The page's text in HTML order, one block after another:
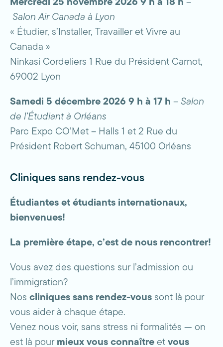
Mercredi 25 novembre 2026 9 h à 18 h –
Salon Air Canada à Lyon
« Étudier, s’Installer, Travailler et Vivre au
Canada »
Ninkasi Cordeliers 1 Rue du Président Carnot,
69002 Lyon
Samedi 5 décembre 2026 9 h à 17 h – Salon
de l’Étudiant à Orléans
Parc Expo CO’Met – Halls 1 et 2 Rue du
Président Robert Schuman, 45100 Orléans
Cliniques sans rendez-vous
Étudiantes et étudiants internationaux,
bienvenues!
La première étape, c’est de nous rencontrer!
Vous avez des questions sur l’admission ou
l’immigration?
Nos cliniques sans rendez-vous sont là pour
vous aider à chaque étape.
Venez nous voir, sans stress ni formalités — on
est là pour mieux vous connaître et vous